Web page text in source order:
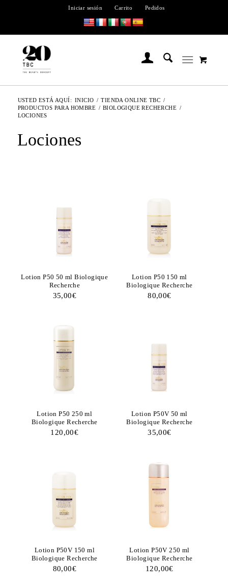
Iniciar sesión Carrito Pedidos
USTED ESTÁ AQUÍ: INICIO / TIENDA ONLINE TBC /
PRODUCTOS PARA HOMBRE / BIOLOGIQUE RECHERCHE /
LOCIONES
Lociones
Lotion P50 50 ml Biologique
Recherche
35,00€
Lotion P50 150 ml
Biologique Recherche
80,00€
Lotion P50 250 ml
Biologique Recherche
120,00€
Lotion P50V 50 ml
Biologique Recherche
35,00€
Lotion P50V 150 ml
Biologique Recherche
80,00€
Lotion P50V 250 ml
Biologique Recherche
120,00€